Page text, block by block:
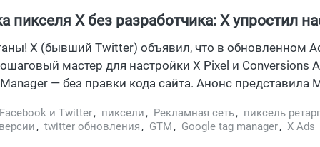
пикселя X без разработчика: X упростил
API
X (бывший Twitter) объявил, что в обновленном
мастер для настройки X Pixel и Conversions
— без правки кода сайта. Анонс представила
of Global Advertising at xAI. Разбираем, что реально
где все еще нужен разработчик, и какие вертикали
рекламной сети X в 2026.
Facebook и Twitter, пиксели, Рекламная сеть, пиксель
, twitter обновления, GTM , Google tag manager, X Ads